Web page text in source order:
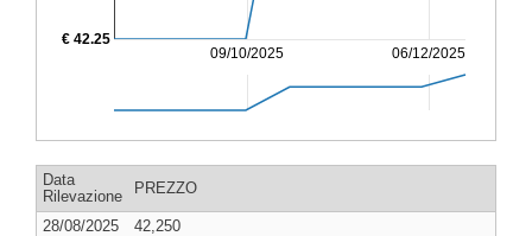
09/10/2025 06/12/2025
€ 42.25
Data
Rilevazione
PREZZO
28/08/2025
42,250